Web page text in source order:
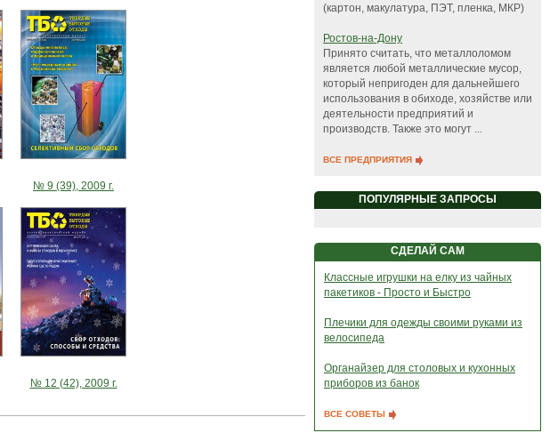
№ 9 (39), 2009 г.
№ 12 (42), 2009 г.
(картон, макулатура, ПЭТ, пленка, МКР)
Ростов-на-Дону
Принято считать, что металлоломом
является любой металлические мусор,
который непригоден для дальнейшего
использования в обиходе, хозяйстве или
деятельности предприятий и
производств. Также это могут ...
ВСЕ ПРЕДПРИЯТИЯ
ПОПУЛЯРНЫЕ ЗАПРОСЫ
СДЕЛАЙ САМ
Классные игрушки на елку из чайных
пакетиков - Просто и Быстро
Плечики для одежды своими руками из
велосипеда
Органайзер для столовых и кухонных
приборов из банок
ВСЕ СОВЕТЫ